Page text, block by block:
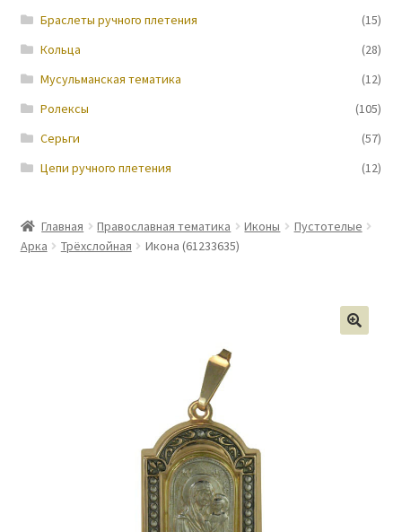
Браслеты ручного плетения
(15)
Кольца
(28)
Мусульманская тематика
(12)
Ролексы
(105)
Серьги
(57)
Цепи ручного плетения
(12)
Главная Православная тематика Иконы
Пустотелые
Арка
Трёхслойная Икона (61233635)